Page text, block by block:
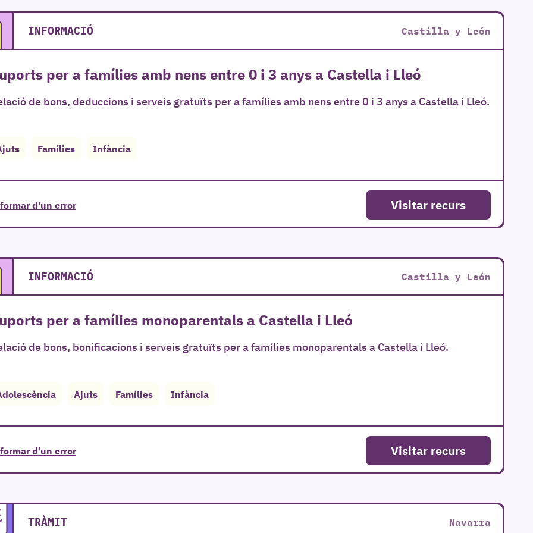
INFORMACIÓ Castilla y León
per a famílies amb nens entre 0 i 3 anys a Castella i Lleó
de bons, deduccions i serveis gratuïts per a famílies amb nens entre 0 i 3 anys a Castella i Lleó.
Famílies Infància
d'un error Visitar recurs
INFORMACIÓ Castilla y León
per a famílies monoparentals a Castella i Lleó
de bons, bonificacions i serveis gratuïts per a famílies monoparentals a Castella i Lleó.
Ajuts Famílies Infància
d'un error Visitar recurs
TRÀMIT Navarra